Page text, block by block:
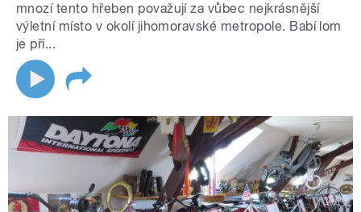
mnozí tento hřeben považují za vůbec nejkrásnější
výletní místo v okolí jihomoravské metropole. Babí lom
je pří...